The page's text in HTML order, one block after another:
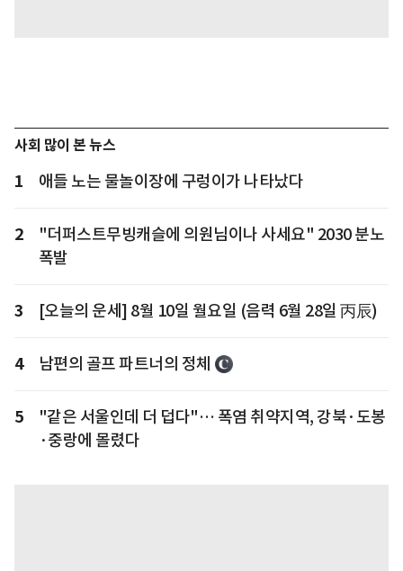
사회 많이 본 뉴스
1 애들 노는 물놀이장에 구렁이가 나타났다
2
"더퍼스트무빙캐슬에 의원님이나 사세요" 2030 분노
폭발
3 [오늘의 운세] 8월 10일 월요일 (음력 6월 28일 丙辰)
4 남편의 골프 파트너의 정체
5
"같은 서울인데 더 덥다"… 폭염 취약지역, 강북·도봉
·중랑에 몰렸다